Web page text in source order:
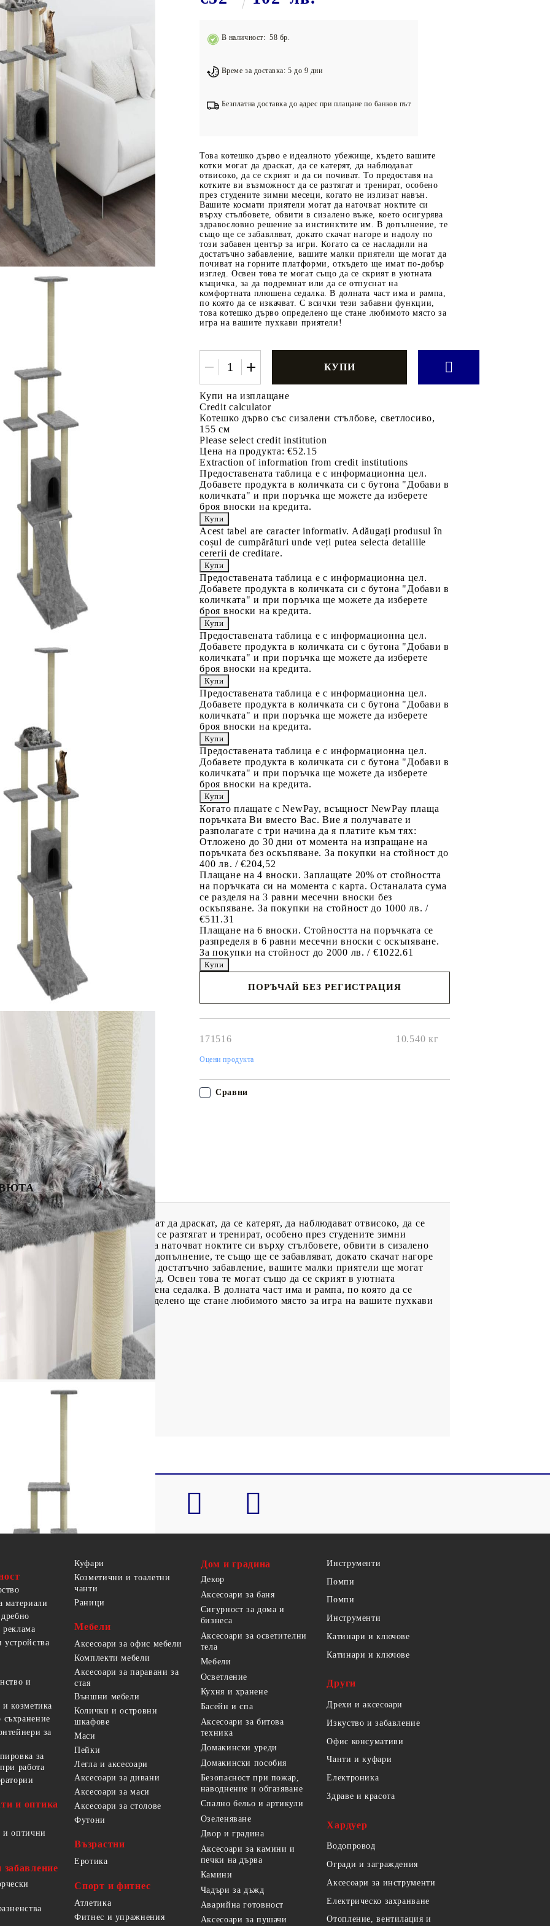
Подложки за фитнес уреди
Лостове за набиране
Силови кули
Йога и пилатес
В наличност: 58 бр.
Време за доставка: 5 до 9 дни
Безплатна доставка до адрес при плащане по банков път
Това котешко дърво е идеалното убежище, където вашите
котки могат да драскат, да се катерят, да наблюдават
отвисоко, да се скрият и да си почиват. То предоставя на
котките ви възможност да се разтягат и тренират, особено
през студените зимни месеци, когато не излизат навън.
Вашите космати приятели могат да наточват ноктите си
върху стълбовете, обвити в сизалено въже, което осигурява
здравословно решение за инстинктите им. В допълнение, те
също ще се забавляват, докато скачат нагоре и надолу по
този забавен център за игри. Когато са се насладили на
достатъчно забавление, вашите малки приятели ще могат да
почиват на горните платформи, откъдето ще имат по-добър
изглед. Освен това те могат също да се скрият в уютната
къщичка, за да подремнат или да се отпуснат на
комфортната плюшена седалка. В долната част има и рампа,
по която да се изкачват. С всички тези забавни функции,
това котешко дърво определено ще стане любимото място за
игра на вашите пухкави приятели!
Купи на изплащане
Credit calculator
Котешко дърво със сизалени стълбове, светлосиво,
155 см
Please select credit institution
Цена на продукта: €52.15
Extraction of information from credit institutions
Предоставената таблица е с информационна цел.
Добавете продукта в количката си с бутона "Добави в
количката" и при поръчка ще можете да изберете
броя вноски на кредита.
Acest tabel are caracter informativ. Adăugați produsul în
coșul de cumpărături unde veți putea selecta detaliile
cererii de creditare.
Предоставената таблица е с информационна цел.
Добавете продукта в количката си с бутона "Добави в
количката" и при поръчка ще можете да изберете
броя вноски на кредита.
Предоставената таблица е с информационна цел.
Добавете продукта в количката си с бутона "Добави в
количката" и при поръчка ще можете да изберете
броя вноски на кредита.
Предоставената таблица е с информационна цел.
Добавете продукта в количката си с бутона "Добави в
количката" и при поръчка ще можете да изберете
броя вноски на кредита.
Предоставената таблица е с информационна цел.
Добавете продукта в количката си с бутона "Добави в
количката" и при поръчка ще можете да изберете
броя вноски на кредита.
Когато плащате с NewPay, всъщност NewPay плаща
поръчката Ви вместо Вас. Вие я получавате и
разполагате с три начина да я платите към тях:
Отложено до 30 дни от момента на изпращане на
поръчката без оскъпяване. За покупки на стойност до
400 лв. / €204,52
Плащане на 4 вноски. Заплащате 20% от стойността
на поръчката си на момента с карта. Останалата сума
се разделя на 3 равни месечни вноски без
оскъпяване. За покупки на стойност до 1000 лв. /
€511.31
Плащане на 6 вноски. Стойността на поръчката се
разпределя в 6 равни месечни вноски с оскъпяване.
За покупки на стойност до 2000 лв. / €1022.61
ПОРЪЧАЙ БЕЗ РЕГИСТРАЦИЯ
171516 10.540 кг
Оцени продукта
Сравни
където вашите котки могат да драскат, да се катерят, да наблюдават отвисоко, да се
на котките ви възможност да се разтягат и тренират, особено през студените зимни
космати приятели могат да наточват ноктите си върху стълбовете, обвити в сизалено
решение за инстинктите им. В допълнение, те също ще се забавляват, докато скачат нагоре
игри. Когато са се насладили на достатъчно забавление, вашите малки приятели ще могат
ще имат по-добър изглед. Освен това те могат също да се скрият в уютната
отпуснат на комфортната плюшена седалка. В долната част има и рампа, по която да се
това котешко дърво определено ще стане любимото място за игра на вашите пухкави
см (Д x Ш x В)
и платформи
материали
и
козметика
за
за
работа
и оптика
и оптични
забавление
Куфари
Козметични и тоалетни
чанти
Раници
Мебели
Аксесоари за офис мебели
Комплекти мебели
Аксесоари за паравани за
стая
Външни мебели
Колички и островни
шкафове
Маси
Пейки
Легла и аксесоари
Аксесоари за дивани
Аксесоари за маси
Аксесоари за столове
Футони
Възрастни
Еротика
Спорт и фитнес
Атлетика
Фитнес и упражнения
Дом и градина
Декор
Аксесоари за баня
Сигурност за дома и
бизнеса
Аксесоари за осветителни
тела
Мебели
Осветление
Кухня и хранене
Басейн и спа
Аксесоари за битова
техника
Домакински уреди
Домакински пособия
Безопасност при пожар,
наводнение и обгазяване
Спално бельо и артикули
Озеленяване
Двор и градина
Аксесоари за камини и
печки на дърва
Камини
Чадъри за дъжд
Аварийна готовност
Аксесоари за пушачи
Инструменти
Помпи
Помпи
Инструменти
Катинари и ключове
Катинари и ключове
Други
Дрехи и аксесоари
Изкуство и забавление
Офис консумативи
Чанти и куфари
Електроника
Здраве и красота
Хардуер
Водопровод
Огради и заграждения
Аксесоари за инструменти
Електрическо захранване
Отопление, вентилация и